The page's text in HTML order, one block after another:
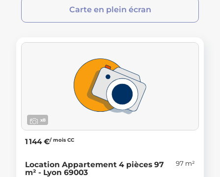
Carte en plein écran
x8
1 144 €/ mois CC
Location Appartement 4 pièces 97
m² - Lyon 69003
97 m²